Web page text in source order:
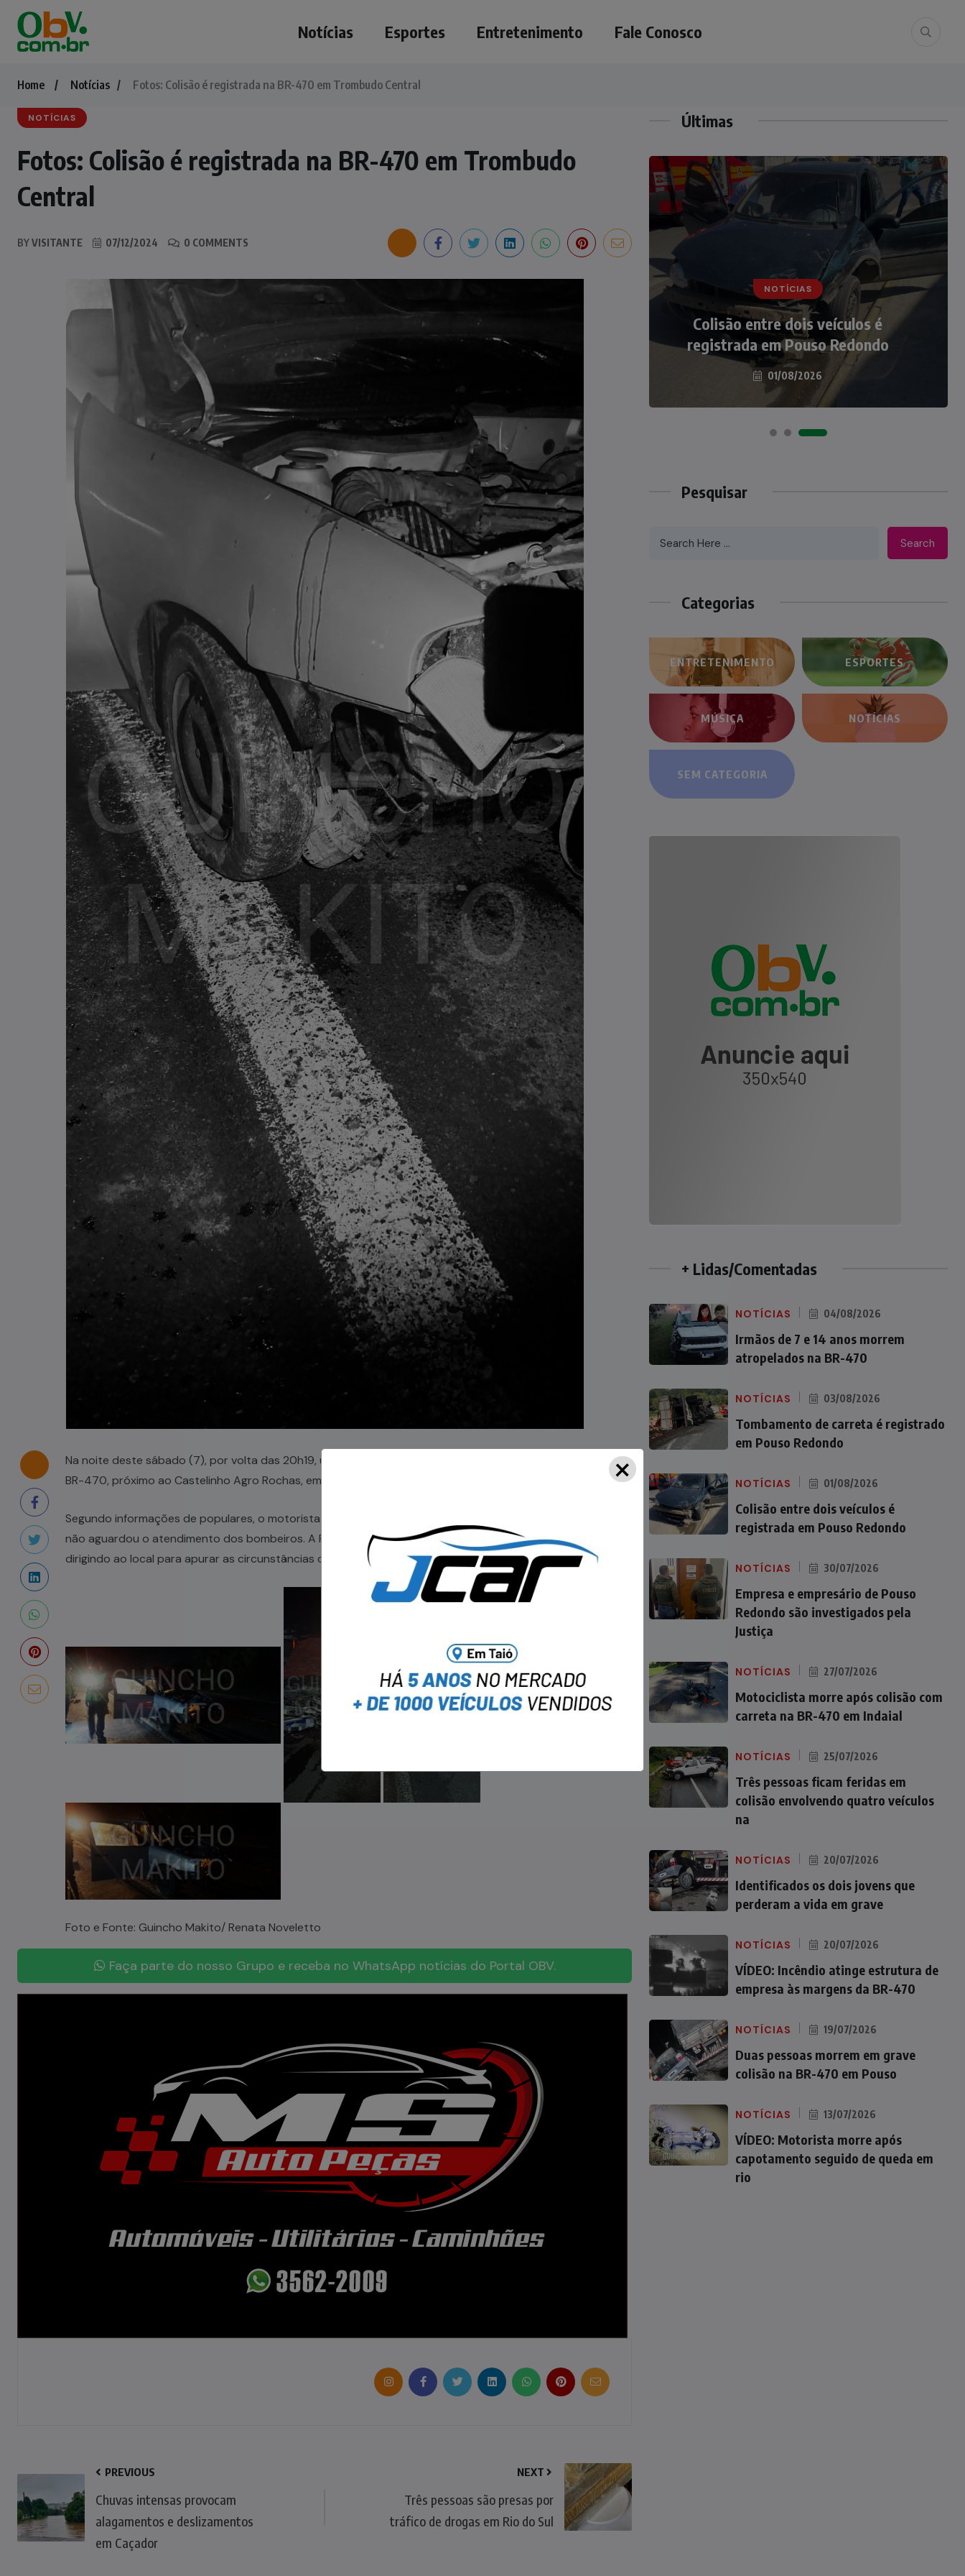
Notícias Esportes Entretenimento Fale Conosco
Home Notícias Fotos: Colisão é registrada na BR-470 em Trombudo Central
NOTÍCIAS
Fotos: Colisão é registrada na BR-470 em Trombudo
Central
BYVISITANTE 07/12/2024 0 COMMENTS
Na noite deste sábado (7), por volta das 20h19, um veículo Parati saiu da pista e colidiu contra canteiros na
BR-470, próximo ao Castelinho Agro Rochas, em Bracatinga 1, Trombudo Central.
Segundo informações de populares, o motorista estava sozinho no carro, saiu do veículo com ferimentos e
não aguardou o atendimento dos bombeiros. A Polícia Rodoviária Federal (PRF) foi acionada e está se
dirigindo ao local para apurar as circunstâncias do acidente e tomar as devidas providências.
Foto e Fonte: Guincho Makito/ Renata Noveletto
Faça parte do nosso Grupo e receba no WhatsApp notícias do Portal OBV.
PREVIOUS
Chuvas intensas provocam
alagamentos e deslizamentos
em Caçador
NEXT
Três pessoas são presas por
tráfico de drogas em Rio do Sul
Últimas
NOTÍCIAS
Tombamento de carreta é
registrado em Pouso Redondo
03/08/2026
NOTÍCIAS
Colisão entre dois veículos é
registrada em Pouso Redondo
01/08/2026
NOTÍCIAS
Irmãos de 7 e 14 anos morrem
atropelados na BR-470 em Pouso
Redondo
04/08/2026
Pesquisar
Search
Categorias
ENTRETENIMENTO ESPORTES
MÚSICA NOTÍCIAS
SEM CATEGORIA
+ Lidas/Comentadas
NOTÍCIAS 04/08/2026
Irmãos de 7 e 14 anos morrem
atropelados na BR-470
NOTÍCIAS 03/08/2026
Tombamento de carreta é registrado
em Pouso Redondo
NOTÍCIAS 01/08/2026
Colisão entre dois veículos é
registrada em Pouso Redondo
NOTÍCIAS 30/07/2026
Empresa e empresário de Pouso
Redondo são investigados pela
Justiça
NOTÍCIAS 27/07/2026
Motociclista morre após colisão com
carreta na BR-470 em Indaial
NOTÍCIAS 25/07/2026
Três pessoas ficam feridas em
colisão envolvendo quatro veículos
na
NOTÍCIAS 20/07/2026
Identificados os dois jovens que
perderam a vida em grave
NOTÍCIAS 20/07/2026
VÍDEO: Incêndio atinge estrutura de
empresa às margens da BR-470
NOTÍCIAS 19/07/2026
Duas pessoas morrem em grave
colisão na BR-470 em Pouso
NOTÍCIAS 13/07/2026
VÍDEO: Motorista morre após
capotamento seguido de queda em
rio
×